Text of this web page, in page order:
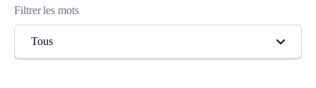
Filtrer les mots
Tous